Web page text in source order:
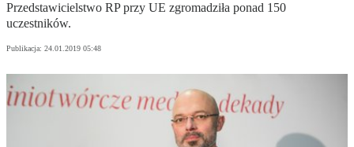
Przedstawicielstwo RP przy UE zgromadziła ponad 150
uczestników.
Publikacja: 24.01.2019 05:48